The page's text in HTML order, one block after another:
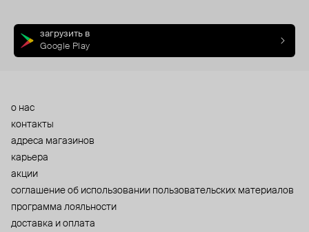
загрузить в
Google Play
о нас
контакты
адреса магазинов
карьера
акции
cоглашение об использовании пользовательских материалов
программа лояльности
доставка и оплата